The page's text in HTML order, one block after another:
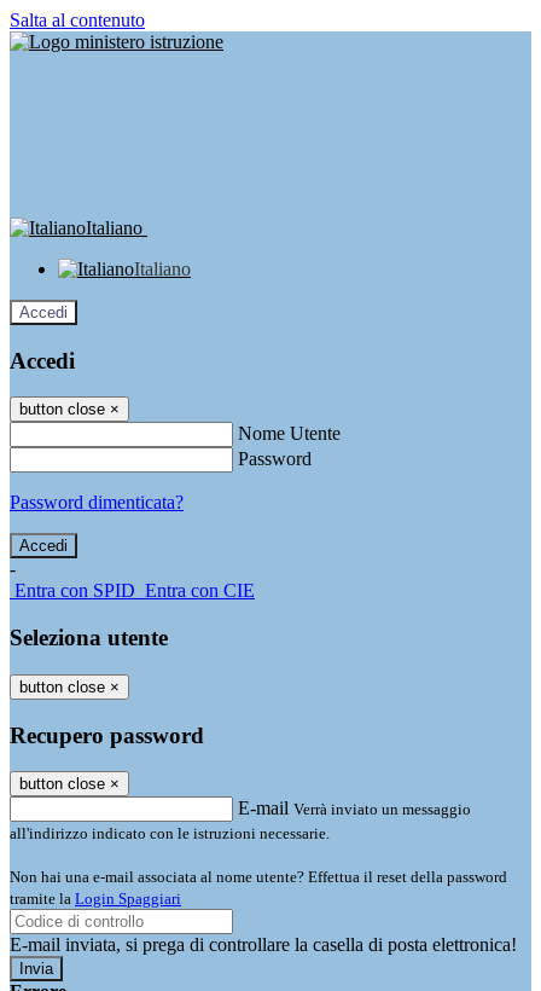
Salta al contenuto
Italiano
Italiano
Accedi
Accedi
button close ×
Nome Utente
Password
Password dimenticata?
-
Entra con SPID Entra con CIE
Seleziona utente
button close ×
Recupero password
button close ×
E-mail Verrà inviato un messaggio
all'indirizzo indicato con le istruzioni necessarie.
Non hai una e-mail associata al nome utente? Effettua il reset della password
tramite la Login Spaggiari
E-mail inviata, si prega di controllare la casella di posta elettronica!